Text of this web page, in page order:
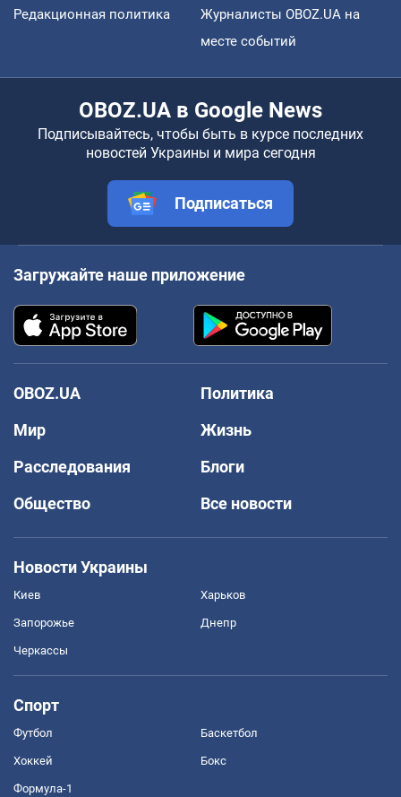
Редакционная политика
Журналисты OBOZ.UA на
месте событий
OBOZ.UA в Google News
Подписывайтесь, чтобы быть в курсе последних
новостей Украины и мира сегодня
Подписаться
Загружайте наше приложение
OBOZ.UA
Политика
Мир
Жизнь
Расследования
Блоги
Общество
Все новости
Новости Украины
Киев Харьков
Запорожье Днепр
Черкассы
Спорт
Футбол Баскетбол
Хоккей Бокс
Формула-1